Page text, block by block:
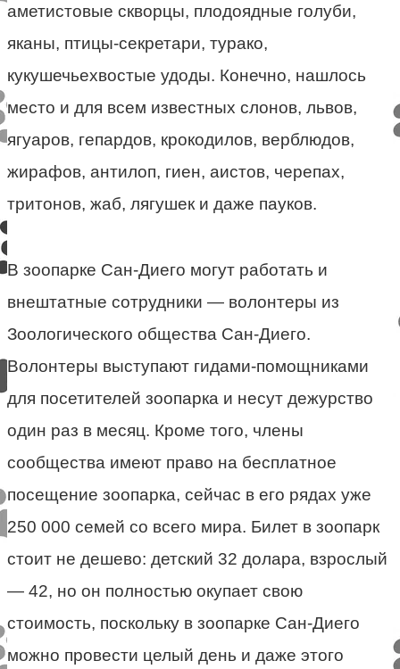
аметистовые скворцы, плодоядные голуби,
яканы, птицы-секретари, турако,
кукушечьехвостые удоды. Конечно, нашлось
место и для всем известных слонов, львов,
ягуаров, гепардов, крокодилов, верблюдов,
жирафов, антилоп, гиен, аистов, черепах,
тритонов, жаб, лягушек и даже пауков.
В зоопарке Сан-Диего могут работать и
внештатные сотрудники — волонтеры из
Зоологического общества Сан-Диего.
Волонтеры выступают гидами-помощниками
для посетителей зоопарка и несут дежурство
один раз в месяц. Кроме того, члены
сообщества имеют право на бесплатное
посещение зоопарка, сейчас в его рядах уже
250 000 семей со всего мира. Билет в зоопарк
стоит не дешево: детский 32 долара, взрослый
— 42, но он полностью окупает свою
стоимость, поскольку в зоопарке Сан-Диего
можно провести целый день и даже этого